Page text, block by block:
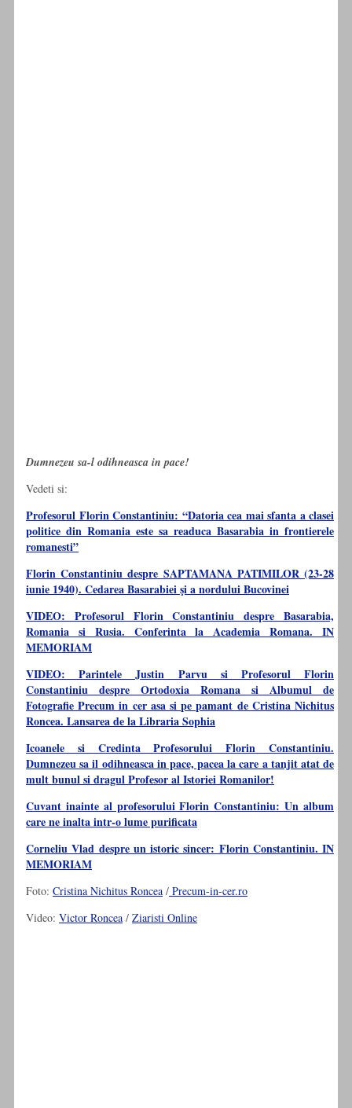
Dumnezeu sa-l odihneasca in pace!
Vedeti si:
Profesorul Florin Constantiniu: “Datoria cea mai sfanta a clasei
politice din Romania este sa readuca Basarabia in frontierele
romanesti”
Florin Constantiniu despre SAPTAMANA PATIMILOR (23-28
iunie 1940). Cedarea Basarabiei şi a nordului Bucovinei
VIDEO: Profesorul Florin Constantiniu despre Basarabia,
Romania si Rusia. Conferinta la Academia Romana. IN
MEMORIAM
VIDEO: Parintele Justin Parvu si Profesorul Florin
Constantiniu despre Ortodoxia Romana si Albumul de
Fotografie Precum in cer asa si pe pamant de Cristina Nichitus
Roncea. Lansarea de la Libraria Sophia
Icoanele si Credinta Profesorului Florin Constantiniu.
Dumnezeu sa il odihneasca in pace, pacea la care a tanjit atat de
mult bunul si dragul Profesor al Istoriei Romanilor!
Cuvant inainte al profesorului Florin Constantiniu: Un album
care ne inalta intr-o lume purificata
Corneliu Vlad despre un istoric sincer: Florin Constantiniu. IN
MEMORIAM
Foto: Cristina Nichitus Roncea / Precum-in-cer.ro
Video: Victor Roncea / Ziaristi Online